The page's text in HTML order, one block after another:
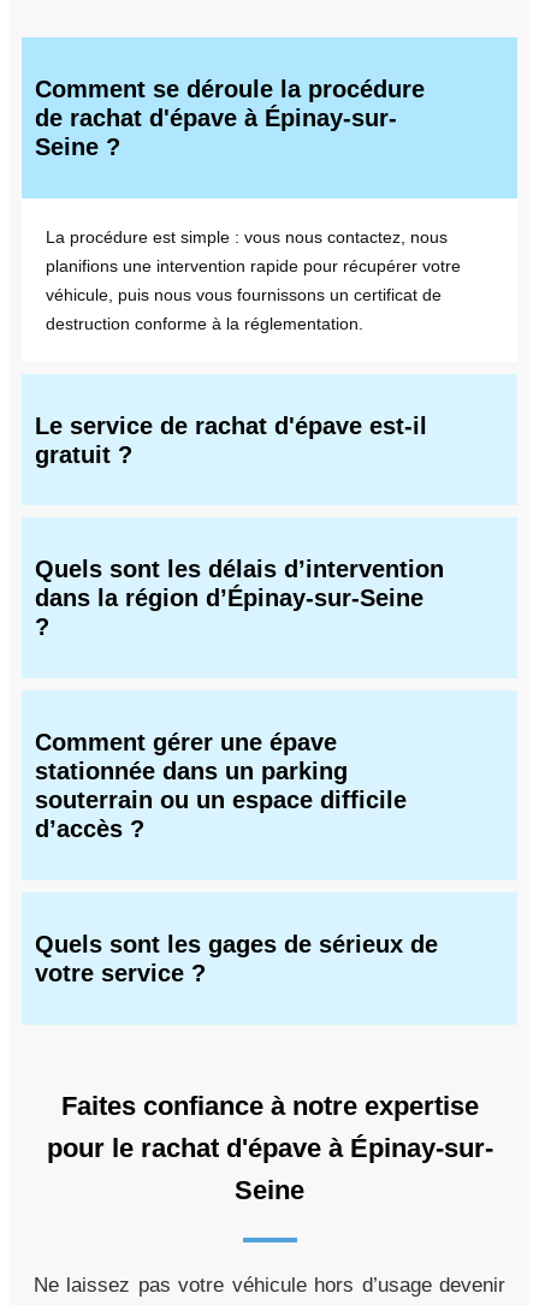
Comment se déroule la procédure
de rachat d'épave à Épinay-sur-
Seine ?
La procédure est simple : vous nous contactez, nous
planifions une intervention rapide pour récupérer votre
véhicule, puis nous vous fournissons un certificat de
destruction conforme à la réglementation.
Le service de rachat d'épave est-il
gratuit ?
Quels sont les délais d’intervention
dans la région d’Épinay-sur-Seine
?
Comment gérer une épave
stationnée dans un parking
souterrain ou un espace difficile
d’accès ?
Quels sont les gages de sérieux de
votre service ?
Faites confiance à notre expertise
pour le rachat d'épave à Épinay-sur-
Seine
Ne laissez pas votre véhicule hors d’usage devenir